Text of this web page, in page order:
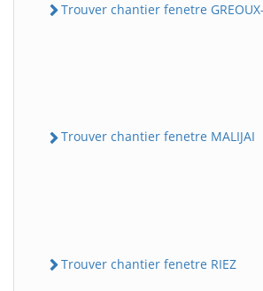
Trouver chantier fenetre GREOUX-
Trouver chantier fenetre MALIJAI
Trouver chantier fenetre RIEZ